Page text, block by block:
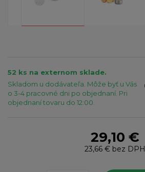
52 ks na externom sklade.
Skladom u dodávateľa. Môže byť u Vás
o 3-4 pracovné dni po objednaní. Pri
objednaní tovaru do 12:00.
29,10 €
23,66 €bez DPH